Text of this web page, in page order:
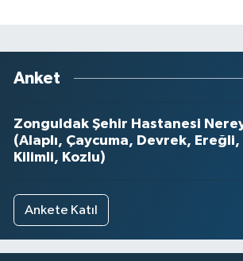
Anket
Zonguldak Şehir Hastanesi
(Alaplı, Çaycuma, Devrek, Ereğli,
Kilimli, Kozlu)
Ankete Katıl